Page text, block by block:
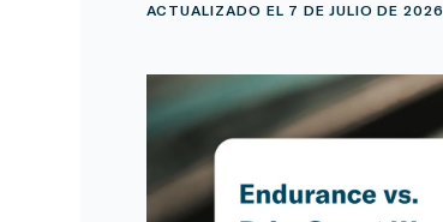
ACTUALIZADO EL 7 DE JULIO DE 2026